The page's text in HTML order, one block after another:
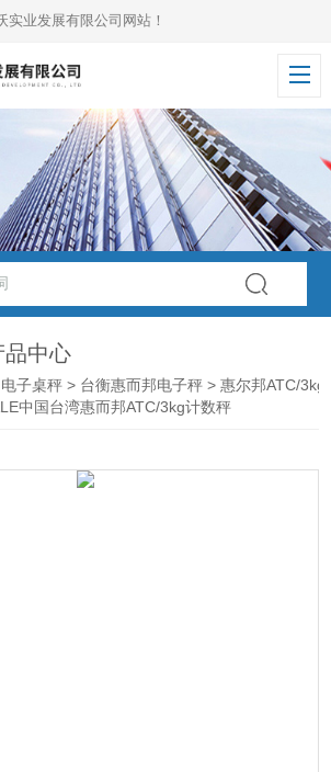
业发展有限公司网站！
品中心
电子桌秤 > 台衡惠而邦电子秤 > 惠尔邦ATC/3kg
中国台湾惠而邦ATC/3kg计数秤